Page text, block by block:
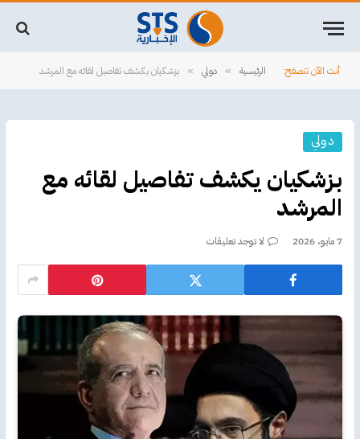
أنت الآن تتصفح: الرئيسية » دولي » بزشكيان يكشف تفاصيل لقائه مع المرشد
دولي
بزشكيان يكشف تفاصيل لقائه مع
المرشد
7 مايو، 2026 لا توجد تعليقات